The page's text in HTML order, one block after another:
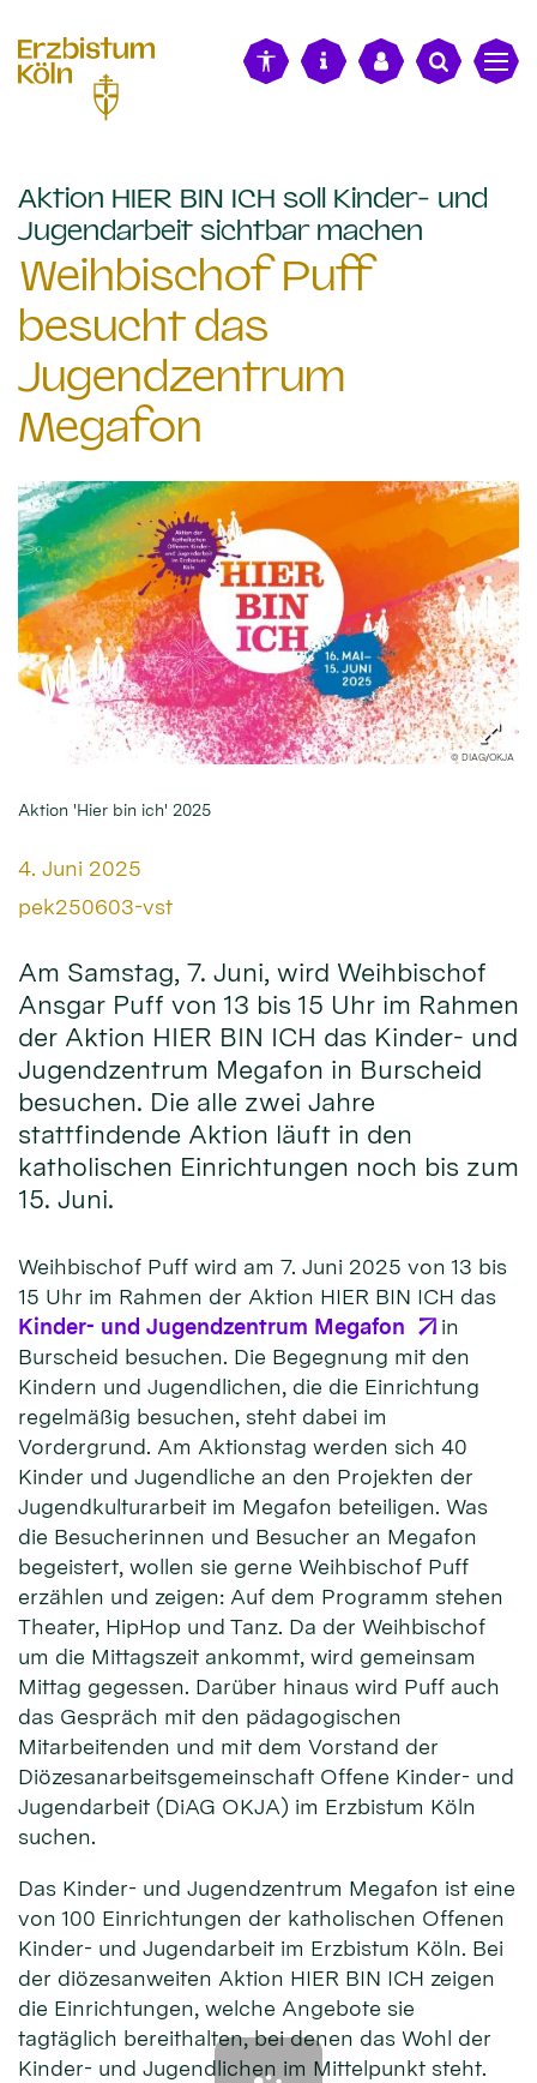
Aktion HIER BIN ICH soll Kinder- und
Jugendarbeit sichtbar machen
Weihbischof Puff
besucht das
Jugendzentrum
Megafon
© DIAG/OKJA
Aktion 'Hier bin ich' 2025
Datum:
4. Juni 2025
Von:
pek250603-vst
Am Samstag, 7. Juni, wird Weihbischof
Ansgar Puff von 13 bis 15 Uhr im Rahmen
der Aktion HIER BIN ICH das Kinder- und
Jugendzentrum Megafon in Burscheid
besuchen. Die alle zwei Jahre
stattfindende Aktion läuft in den
katholischen Einrichtungen noch bis zum
15. Juni.
Weihbischof Puff wird am 7. Juni 2025 von 13 bis
15 Uhr im Rahmen der Aktion HIER BIN ICH das
Kinder- und Jugendzentrum Megafon
in
Burscheid besuchen. Die Begegnung mit den
Kindern und Jugendlichen, die die Einrichtung
regelmäßig besuchen, steht dabei im
Vordergrund. Am Aktionstag werden sich 40
Kinder und Jugendliche an den Projekten der
Jugendkulturarbeit im Megafon beteiligen. Was
die Besucherinnen und Besucher an Megafon
begeistert, wollen sie gerne Weihbischof Puff
erzählen und zeigen: Auf dem Programm stehen
Theater, HipHop und Tanz. Da der Weihbischof
um die Mittagszeit ankommt, wird gemeinsam
Mittag gegessen. Darüber hinaus wird Puff auch
das Gespräch mit den pädagogischen
Mitarbeitenden und mit dem Vorstand der
Diözesanarbeitsgemeinschaft Offene Kinder- und
Jugendarbeit (DiAG OKJA) im Erzbistum Köln
suchen.
Das Kinder- und Jugendzentrum Megafon ist eine
von 100 Einrichtungen der katholischen Offenen
Kinder- und Jugendarbeit im Erzbistum Köln. Bei
der diözesanweiten Aktion HIER BIN ICH zeigen
die Einrichtungen, welche Angebote sie
tagtäglich bereithalten, bei denen das Wohl der
Kinder- und Jugendlichen im Mittelpunkt steht.